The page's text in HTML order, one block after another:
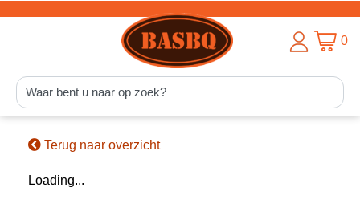
0
Terug naar overzicht
Loading...